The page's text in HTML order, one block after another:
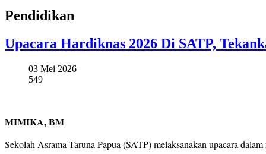
Pendidikan
Upacara Hardiknas 2026 Di SATP,
03 Mei 2026
549
MIMIKA, BM
Sekolah Asrama Taruna Papua (SATP) melaksanakan upacara